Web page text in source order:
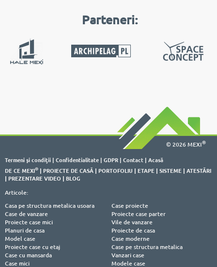
Parteneri:
© 2026 MEXI®
Termeni şi condiţii | Confidentialitate | GDPR | Contact | Acasă
DE CE MEXI® | PROIECTE DE CASĂ | PORTOFOLIU | ETAPE | SISTEME | ATESTĂRI
| PREZENTARE VIDEO | BLOG
Articole:
Casa pe structura metalica usoara
Case de vanzare
Proiecte case mici
Planuri de casa
Model case
Proiecte case cu etaj
Case cu mansarda
Case mici
Case proiecte
Proiecte case parter
Vile de vanzare
Proiecte de casa
Case moderne
Case pe structura metalica
Vanzari case
Modele case